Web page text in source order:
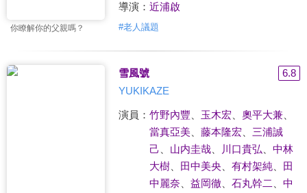
你瞭解你的父親嗎？
導演： 近浦啟
#老人議題
雪風號
6.8
YUKIKAZE
演員： 竹野內豐 玉木宏 奧平大兼、
當真亞美、 藤本隆宏
三浦誠
己
山内圭哉、 川口貴弘
中林
大樹、 田中美央、 有村架純、 田
中麗奈
益岡徹、 石丸幹二
中